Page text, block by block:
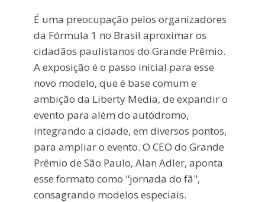
É uma preocupação pelos organizadores
da Fórmula 1 no Brasil aproximar os
cidadãos paulistanos do Grande Prêmio.
A exposição é o passo inicial para esse
novo modelo, que é base comum e
ambição da Liberty Media, de expandir o
evento para além do autódromo,
integrando a cidade, em diversos pontos,
para ampliar o evento. O CEO do Grande
Prêmio de São Paulo, Alan Adler, aponta
esse formato como "jornada do fã",
consagrando modelos especiais.